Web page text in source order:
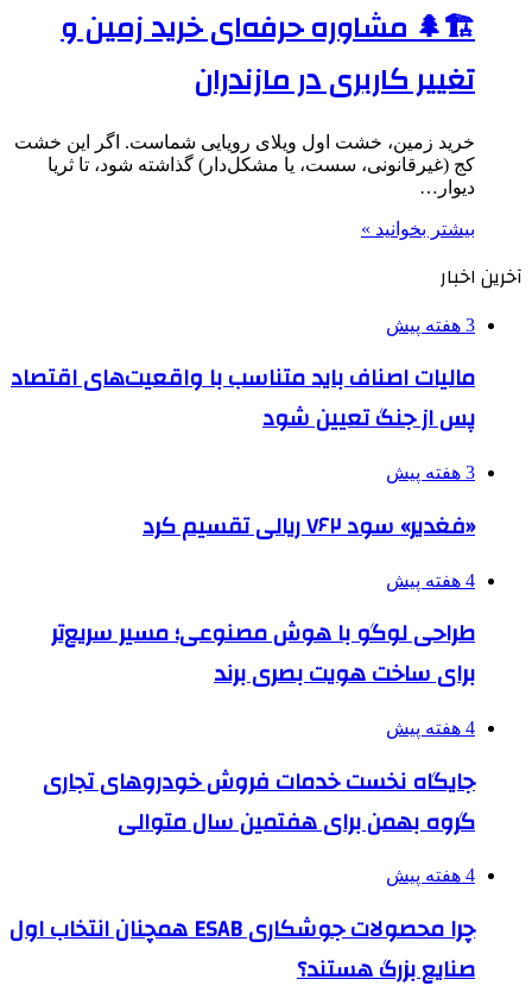
🏗️🌲 مشاوره حرفه‌ای خرید زمین و
تغییر کاربری در مازندران
خرید زمین، خشت اول ویلای رویایی شماست. اگر این خشت
کج (غیرقانونی، سست، یا مشکل‌دار) گذاشته شود، تا ثریا
دیوار…
بیشتر بخوانید »
آخرین اخبار
3 هفته پیش
مالیات اصناف باید متناسب با واقعیت‌های اقتصاد
پس از جنگ تعیین شود
3 هفته پیش
«فغدیر» سود ۷۶۲ ریالی تقسیم کرد
4 هفته پیش
طراحی لوگو با هوش مصنوعی؛ مسیر سریع‌تر
برای ساخت هویت بصری برند
4 هفته پیش
جایگاه نخست خدمات فروش خودروهای تجاری
گروه بهمن برای هفتمین سال متوالی
4 هفته پیش
چرا محصولات جوشکاری ESAB همچنان انتخاب اول
صنایع بزرگ هستند؟